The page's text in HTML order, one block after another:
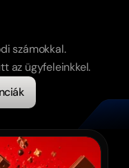
számokkal.
az ügyfeleinkkel.